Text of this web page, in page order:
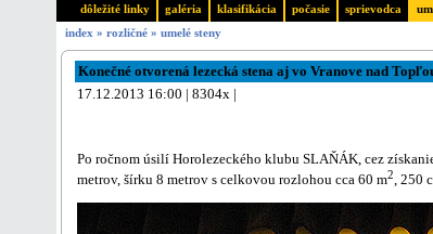
dôležité linky galéria klasifikácia počasie sprievodca
index » rozličné » umelé steny
Konečné otvorená lezecká stena aj vo Vranove nad
17.12.2013 16:00 | 8304x |
Po ročnom úsilí Horolezeckého klubu SLAŇÁK, cez
metrov, šírku 8 metrov s celkovou rozlohou cca 60 m2, 250